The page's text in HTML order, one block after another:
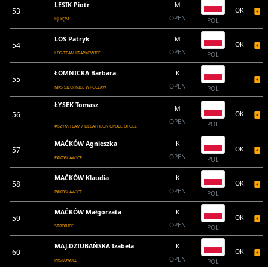
53
LESIK Piotr
UJ KĘPA
M
OPEN
POL
OK
54
LOS Patryk
LOS-TEAM KRAPKOWICE
M
OPEN
POL
OK
55
ŁOMNICKA Barbara
MKS SIECHNICE WROCŁAW
K
OPEN
POL
56
ŁYSEK Tomasz
#SZYMITEAM / DECATHLON OPOLE OPOLE
M
OPEN
POL
OK
57
MAĆKÓW Agnieszka
PAKOSŁAWICE
K
OPEN
POL
OK
58
MAĆKÓW Klaudia
PAKOSŁAWICE
K
OPEN
POL
OK
59
MAĆKÓW Małgorzata
STROBICE
K
OPEN
POL
OK
60
MAJ-DZIUBAŃSKA Izabela
PYSKOWICE
K
OPEN
POL
OK